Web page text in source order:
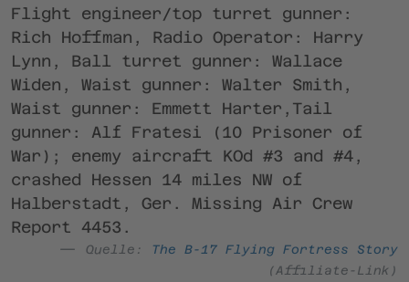
Flight engineer/top turret gunner:
Rich Hoffman, Radio Operator: Harry
Lynn, Ball turret gunner: Wallace
Widen, Waist gunner: Walter Smith,
Waist gunner: Emmett Harter,Tail
gunner: Alf Fratesi (10 Prisoner of
War); enemy aircraft KOd #3 and #4,
crashed Hessen 14 miles NW of
Halberstadt, Ger. Missing Air Crew
Report 4453.
Quelle:
The B-17 Flying Fortress Story
(Affiliate-Link)